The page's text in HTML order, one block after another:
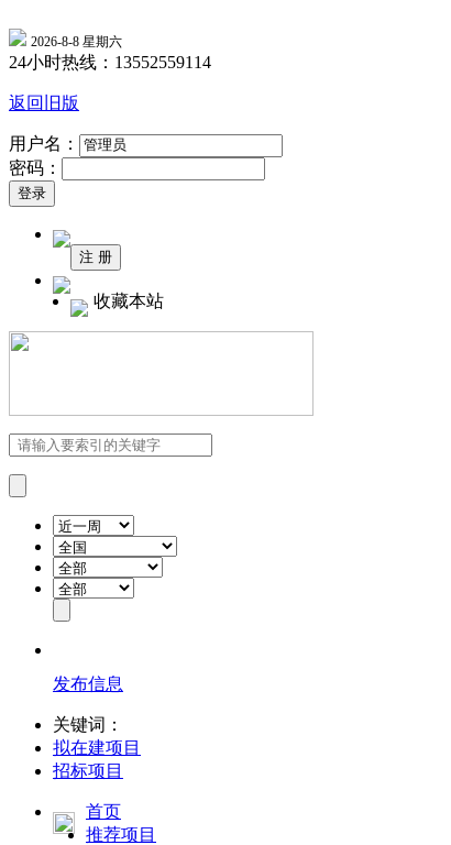
2026-8-8 星期六
24小时热线：13552559114
返回旧版
用户名：
密码：
收藏本站
发布信息
关键词：
拟在建项目
招标项目
首页
推荐项目